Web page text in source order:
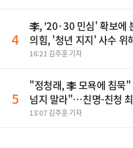
4
李, '20·30 민심' 확보에
의힘, '청년 지지' 사수 위
사활
16:21 김주훈 기자
5
"정청래, 李 모욕에 침묵
넘지 말라"…친명-친청
보, 제주서 격돌
13:07 김주훈 기자